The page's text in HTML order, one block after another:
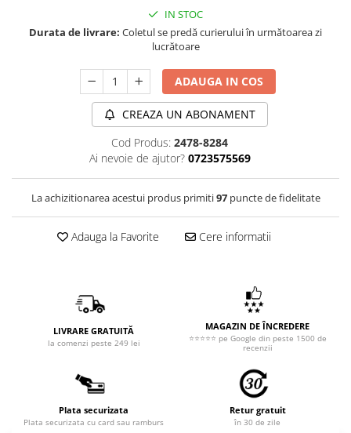
IN STOC
Durata de livrare: Coletul se predă curierului în următoarea zi
lucrătoare
ADAUGA IN COS
CREAZA UN ABONAMENT
Cod Produs: 2478-8284
Ai nevoie de ajutor? 0723575569
La achizitionarea acestui produs primiti97puncte de fidelitate
Adauga la Favorite Cere informatii
LIVRARE GRATUITĂ
la comenzi peste 249 lei
MAGAZIN DE ÎNCREDERE
⭐⭐⭐⭐⭐ pe Google din peste 1500 de
recenzii
Plata securizata
Plata securizata cu card sau ramburs
Retur gratuit
în 30 de zile